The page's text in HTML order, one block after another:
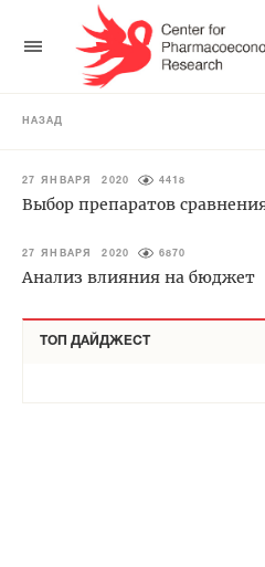
НАЗАД
27 ЯНВАРЯ 2020 4418
Выбор препаратов
27 ЯНВАРЯ 2020 6870
Анализ влияния на бюджет
ТОП ДАЙДЖЕСТ